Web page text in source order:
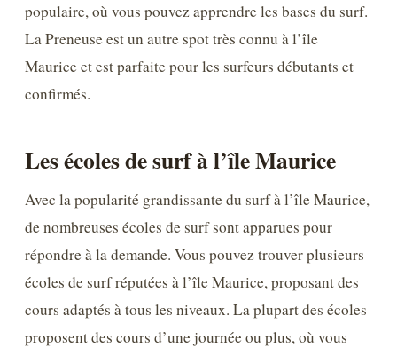
populaire, où vous pouvez apprendre les bases du surf.
La Preneuse est un autre spot très connu à l’île
Maurice et est parfaite pour les surfeurs débutants et
confirmés.
Les écoles de surf à l’île Maurice
Avec la popularité grandissante du surf à l’île Maurice,
de nombreuses écoles de surf sont apparues pour
répondre à la demande. Vous pouvez trouver plusieurs
écoles de surf réputées à l’île Maurice, proposant des
cours adaptés à tous les niveaux. La plupart des écoles
proposent des cours d’une journée ou plus, où vous